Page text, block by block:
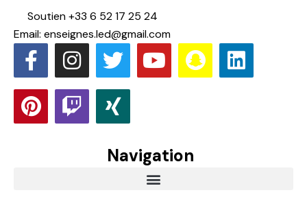
Soutien +33 6 52 17 25 24
Email: enseignes.led@gmail.com
Navigation